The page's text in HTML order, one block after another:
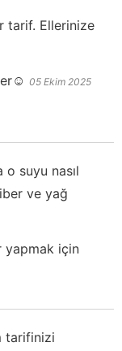
tarif. Ellerinize
05 Ekim 2025
suyu nasıl
ve yağ
yapmak için
tarifinizi